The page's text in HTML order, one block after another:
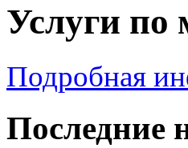
Услуги по
Подробная
Последние